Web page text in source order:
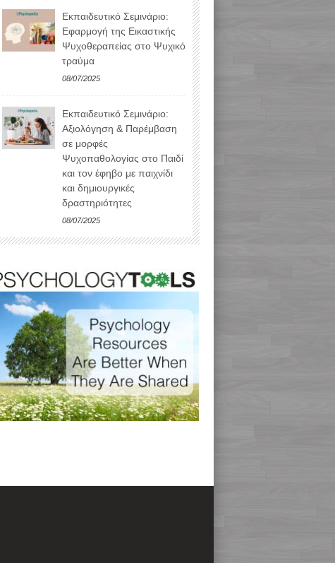
Εκπαιδευτικό Σεμινάριο:
Εφαρμογή της Εικαστικής
Ψυχοθεραπείας στο Ψυχικό
τραύμα
08/07/2025
Εκπαιδευτικό Σεμινάριο:
Αξιολόγηση & Παρέμβαση
σε μορφές
Ψυχοπαθολογίας στο Παιδί
και τον έφηβο με παιχνίδι
και δημιουργικές
δραστηριότητες
08/07/2025